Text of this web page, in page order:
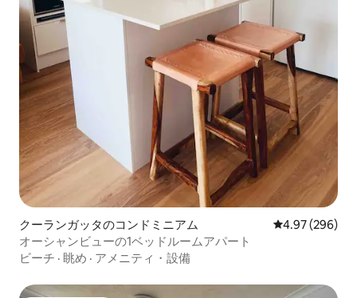
クーランガッタのコンドミニアム レビュー296
4.97 (296)
オーシャンビューの1ベッドルームアパート
ビーチ · 眺め · アメニティ・設備